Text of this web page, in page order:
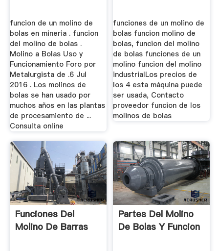
funcion de un molino de
bolas en mineria . funcion
del molino de bolas .
Molino a Bolas Uso y
Funcionamiento Foro por
Metalurgista de .6 Jul
2016 . Los molinos de
bolas se han usado por
muchos años en las plantas
de procesamiento de ...
Consulta online
funciones de un molino de
bolas funcion molino de
bolas, funcion del molino
de bolas funciones de un
molino funcion del molino
industrialLos precios de
los 4 esta máquina puede
ser usada, Contacto
proveedor funcion de los
molinos de bolas
Funciones Del
Molino De Barras
Partes Del Molino
De Bolas Y Funcion